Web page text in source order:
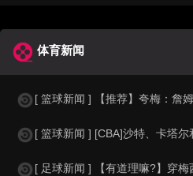
体育新闻
[ 篮球新闻 ] 【推荐】夸梅：詹姆斯真是国王啊 萧
[ 篮球新闻 ] [CBA]沙特、卡塔尔和黎巴
[ 足球新闻 ] 【有道理嘛?】穿梅西球衣现场观战！